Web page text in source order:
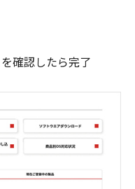
確認したら完了